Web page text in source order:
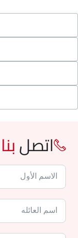
اتصلبنا